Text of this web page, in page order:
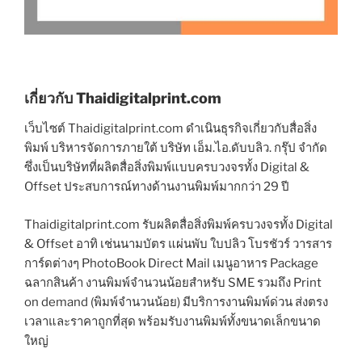
เกี่ยวกับ Thaidigitalprint.com
เว็บไซต์ Thaidigitalprint.com ดำเนินธุรกิจเกี่ยวกับสื่อสิ่ง
พิมพ์ บริหารจัดการภายใต้ บริษัท เอ็ม.ไอ.ดับบลิว. กรุ๊ป จำกัด
ซึ่งเป็นบริษัทที่ผลิตสื่อสิ่งพิมพ์แบบครบวงจรทั้ง Digital &
Offset ประสบการณ์ทางด้านงานพิมพ์มากกว่า 29 ปี
Thaidigitalprint.com รับผลิตสื่อสิ่งพิมพ์ครบวงจรทั้ง Digital
& Offset อาทิ เช่นนามบัตร แผ่นพับ ใบปลิว โบรชัวร์ วารสาร
การ์ดต่างๆ PhotoBook Direct Mail เมนูอาหาร Package
ฉลากสินค้า งานพิมพ์จำนวนน้อยสำหรับ SME รวมถึง Print
on demand (พิมพ์จำนวนน้อย) มีบริการงานพิมพ์ด่วน ส่งตรง
เวลาและราคาถูกที่สุด พร้อมรับงานพิมพ์ทั้งขนาดเล็กขนาด
ใหญ่